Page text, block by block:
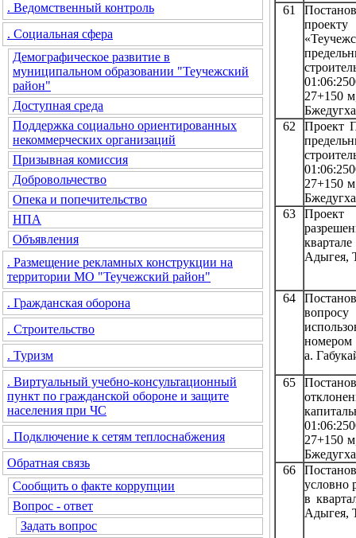
. Ведомственный контроль
. Социальная сфера
Демографическое развитие в
муниципальном образовании "Теучежский
район"
Доступная среда
Поддержка социально ориентированных
некоммерческих организаций
Призывная комиссия
Добровольчество
Опека и попечительство
НПА
Объявления
. Размещение рекламных конструкции на
территории МО "Теучежский район"
. Гражданская оборона
. Строительство
. Туризм
. Виртуальный учебно-консультационный
пункт по гражданской обороне и защите
населения при ЧС
. Подключение к сетям теплоснабжения
Обратная связь
Сообщить о факте коррупции
Вопрос - ответ
Задать вопрос
61
27+150
62
Проект
27+150
63
Проект
Адыгея,
64
номером
а.
65
27+150
66
условно
в
Адыгея,